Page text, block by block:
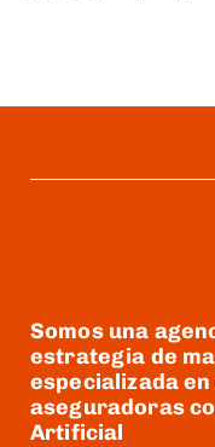
Somos una
estrategia de
especializada
aseguradoras
Artificial